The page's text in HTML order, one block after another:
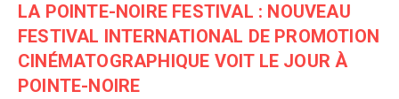
LA POINTE-NOIRE FESTIVAL : NOUVEAU
FESTIVAL INTERNATIONAL DE PROMOTION
CINÉMATOGRAPHIQUE VOIT LE JOUR À
POINTE-NOIRE